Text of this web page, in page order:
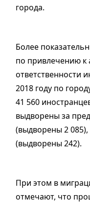
города.
Более
по привлечению к
ответственности
2018 году по
41 560
выдворены за
(выдворены 2 085),
(выдворены 242).
При этом в
отмечают, что